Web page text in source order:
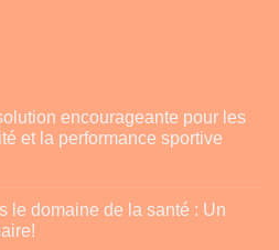
encourageante pour les
et la performance sportive
le domaine de la santé : Un